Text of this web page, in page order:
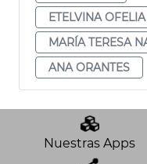
ETELVINA
MARÍA TERESA
ANA ORANTES
Nuestras Apps